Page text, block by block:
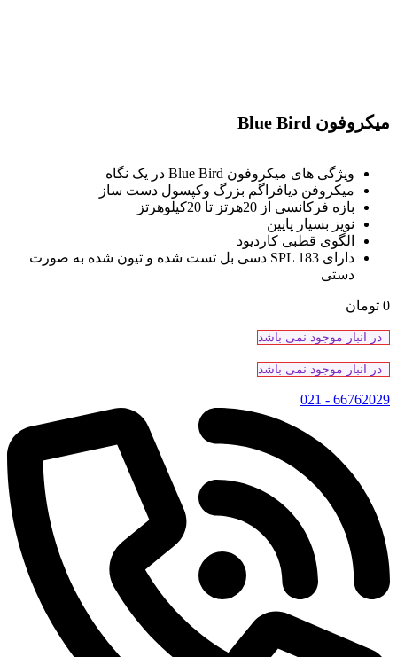
میکروفون Blue Bird
ویژگی های میکروفون Blue Bird در یک نگاه
میکروفن دیافراگم بزرگ وکپسول دست ساز
بازه فرکانسی از 20هرتز تا 20کیلوهرتز
نویز بسیار پایین
الگوی قطبی کاردیود
دارای SPL 183 دسی بل تست شده و تیون شده به صورت
دستی
0 تومان
در انبار موجود نمی باشد
در انبار موجود نمی باشد
66762029 - 021